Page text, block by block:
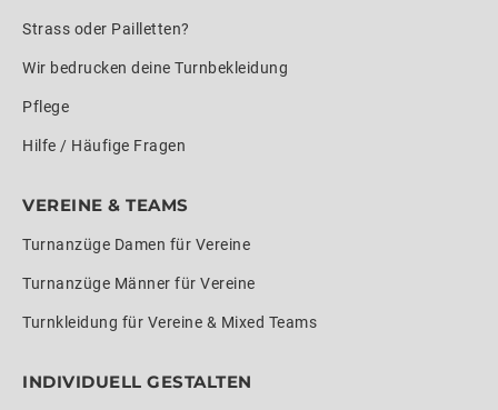
Strass oder Pailletten?
Wir bedrucken deine Turnbekleidung
Pflege
Hilfe / Häufige Fragen
VEREINE & TEAMS
Turnanzüge Damen für Vereine
Turnanzüge Männer für Vereine
Turnkleidung für Vereine & Mixed Teams
INDIVIDUELL GESTALTEN